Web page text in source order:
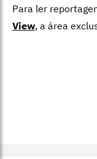
Para ler
View, a área